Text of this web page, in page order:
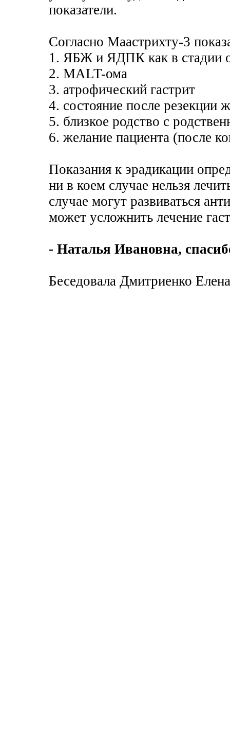
показатели.
Согласно Маастрихту-3
1. ЯБЖ и ЯДПК как в стадии
2. MALT-ома
3. атрофический гастрит
4. состояние после резекции
5. близкое родство с
6. желание пациента (после
Показания к эрадикации
ни в коем случае нельзя
случае могут развиваться
может усложнить лечение
- Наталья Ивановна,
Беседовала Дмитриенко